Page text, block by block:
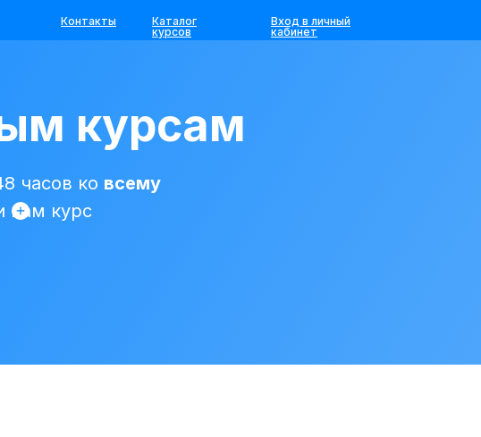
Каталог
курсов
Вход в личный
кабинет
Контакты
курсам
часов ко всему
вам курс